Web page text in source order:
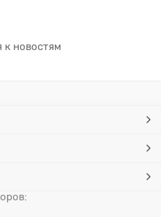
к новостям